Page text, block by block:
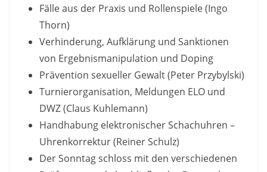
Fälle aus der Praxis und Rollenspiele (Ingo
Thorn)
Verhinderung, Aufklärung und Sanktionen
von Ergebnismanipulation und Doping
Prävention sexueller Gewalt (Peter Przybylski)
Turnierorganisation, Meldungen ELO und
DWZ (Claus Kuhlemann)
Handhabung elektronischer Schachuhren –
Uhrenkorrektur (Reiner Schulz)
Der Sonntag schloss mit den verschiedenen